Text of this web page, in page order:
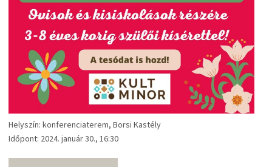
Helyszín: konferenciaterem, Borsi Kastély
Időpont: 2024. január 30., 16:30